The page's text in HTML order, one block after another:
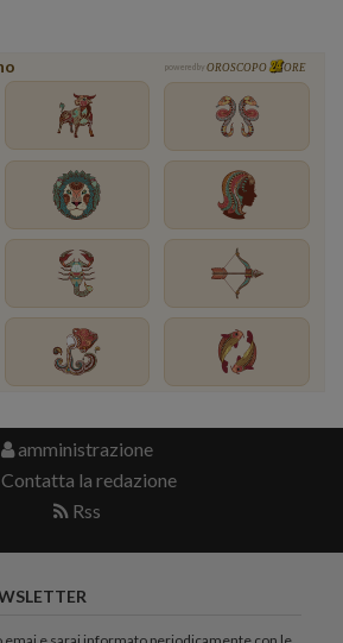
powered by OROSCOPO ORE
amministrazione
la redazione
Rss